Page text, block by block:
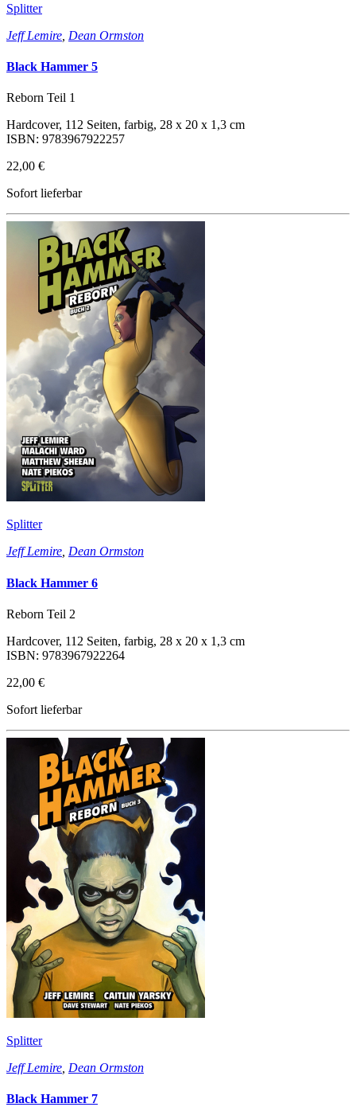
Splitter
Jeff Lemire Dean Ormston
Black Hammer 5
Reborn Teil 1
Hardcover, 112 Seiten, farbig, 28 x 20 x 1,3 cm
ISBN: 9783967922257
22,00 €
Sofort lieferbar
Splitter
Jeff Lemire, Dean Ormston
Black Hammer 6
Reborn Teil 2
Hardcover, 112 Seiten, farbig, 28 x 20 x 1,3 cm
ISBN: 9783967922264
22,00 €
Sofort lieferbar
Splitter
Jeff Lemire Dean Ormston
Black Hammer 7